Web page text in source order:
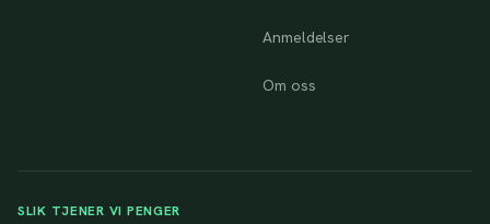
Anmeldelser
Om oss
SLIK TJENER VI PENGER